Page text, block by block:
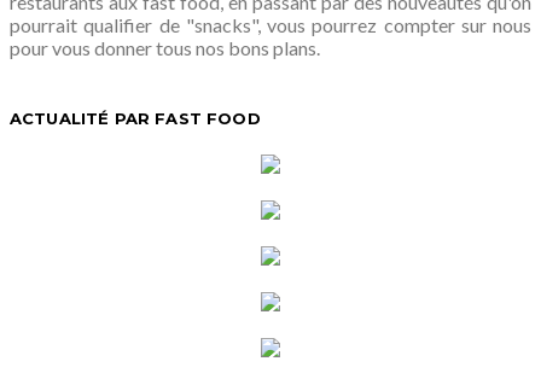
pourrait qualifier de "snacks", vous pourrez compter sur nous
pour vous donner tous nos bons plans.
ACTUALITÉ PAR FAST FOOD